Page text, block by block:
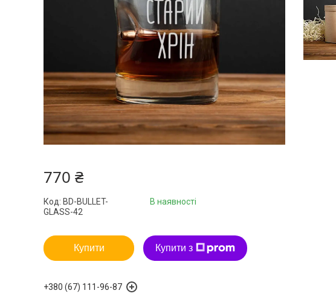
770 ₴
В наявності
Код: BD-BULLET-
GLASS-42
Купити Купити з
+380 (67) 111-96-87